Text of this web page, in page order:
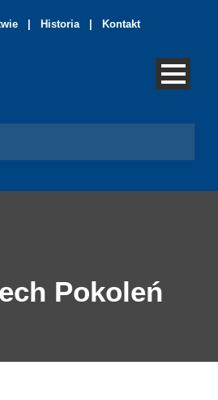
Historia Kontakt
Pokoleń